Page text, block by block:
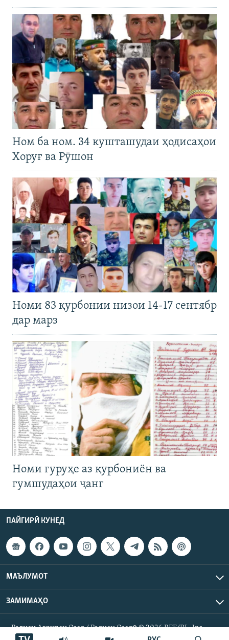
Ном ба ном. 34 кушташудаи ҳодисаҳои
Хоруғ ва Рӯшон
Номи 83 қурбонии низои 14-17 сентябр
дар марз
Номи гуруҳе аз қурбониён ва
гумшудаҳои ҷанг
ПАЙГИРӢ КУНЕД
МАЪЛУМОТ
ЗАМИМАҲО
Радиои Аврупои Озод / Радиои Озодӣ © 2026 RFE/RL. Inc.
Ҳамаи ҳуқуқ маҳфуз аст.